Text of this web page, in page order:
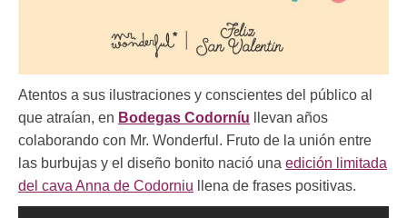
Atentos a sus ilustraciones y conscientes del público al
que atraían, en Bodegas Codorníu llevan años
colaborando con Mr. Wonderful. Fruto de la unión entre
las burbujas y el diseño bonito nació una edición limitada
del cava Anna de Codorniu llena de frases positivas.